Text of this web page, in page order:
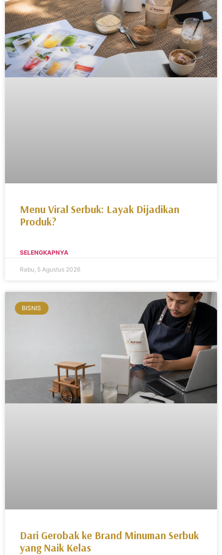
Menu Viral Serbuk: Layak Dijadikan
Produk?
SELENGKAPNYA
Rabu, 5 Agustus 2026
BISNIS
Dari Gerobak ke Brand Minuman Serbuk
yang Naik Kelas